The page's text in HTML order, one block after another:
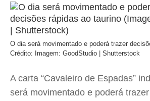
O dia será movimentado e poderá trazer
Crédito: Imagem: GoodStudio | Shutterstock
A carta “Cavaleiro de Espadas”
será movimentado e poderá